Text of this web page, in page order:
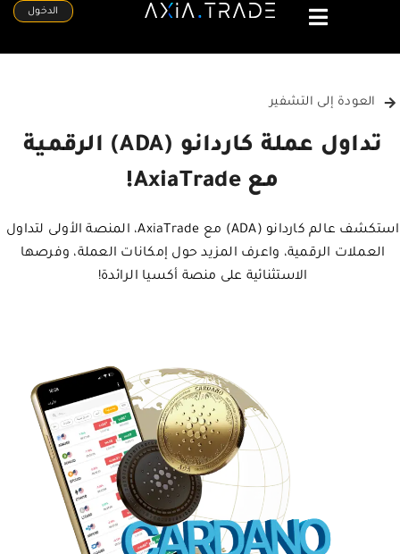
الدخول
العودة إلى التشفير
تداول عملة كاردانو (ADA) الرقمية
مع AxiaTrade!
استكشف عالم كاردانو (ADA) مع AxiaTrade، المنصة الأولى لتداول
العملات الرقمية، واعرف المزيد حول إمكانات العملة، وفرصها
الاستثنائية على منصة أكسيا الرائدة!